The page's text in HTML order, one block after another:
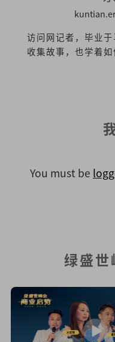
访问网记者，毕业
收集故事，也学着如
You must be
绿盛世